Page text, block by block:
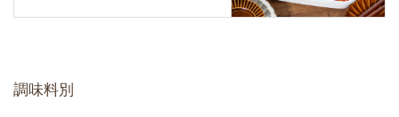
調味料別